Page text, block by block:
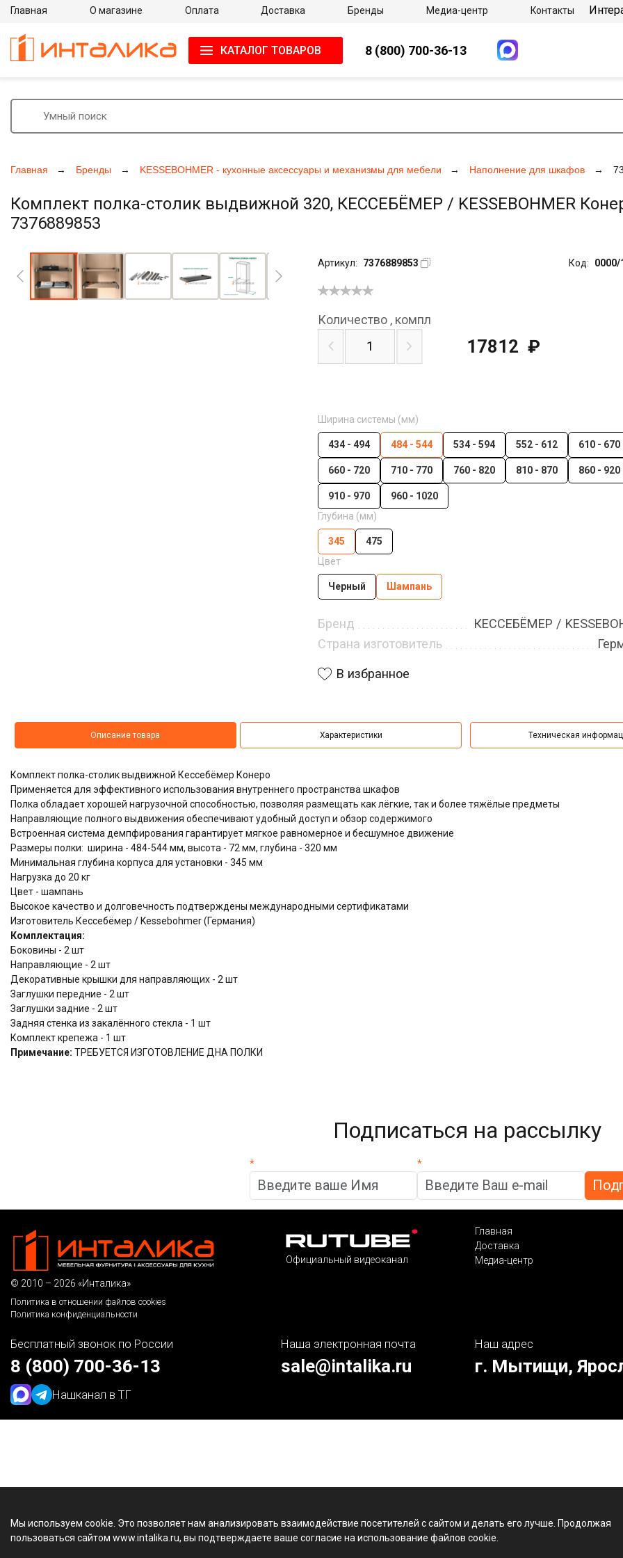
Главная Бренды KESSEBOHMER - кухонные аксессуары и механизмы для мебели Наполнение для шкафов
Комплект полка-столик выдвижной 320, КЕССЕБЁМЕР / KESSEBOHMER
7376889853
Артикул: 7376889853 Код: 0000/
Ширина системы (мм)
434 - 494 484 - 544 534 - 594 552 - 612 610 - 670
660 - 720 710 - 770 760 - 820 810 - 870 860 - 920
910 - 970
960 - 1020
Глубина (мм)
345
475
Цвет
Черный Шампань
Бренд
КЕССЕБЁМЕР /
Страна изготовитель
Количество , компл
17812 ₽
В избранное
Описание товара Характеристики Техническая
Комплект полка-столик выдвижной Кессебёмер Конеро
Применяется для эффективного использования внутреннего пространства шкафов
Полка обладает хорошей нагрузочной способностью, позволяя размещать как лёгкие, так и более тяжёлые предметы
Направляющие полного выдвижения обеспечивают удобный доступ и обзор содержимого
Встроенная система демпфирования гарантирует мягкое равномерное и бесшумное движение
Размеры полки: ширина - 484-544 мм, высота - 72 мм, глубина - 320 мм
Минимальная глубина корпуса для установки - 345 мм
Нагрузка до 20 кг
Цвет - шампань
Высокое качество и долговечность подтверждены международными сертификатами
Изготовитель Кессебёмер / Kessebohmer (Германия)
Комплектация:
Боковины - 2 шт
Направляющие - 2 шт
Декоративные крышки для направляющих - 2 шт
Заглушки передние - 2 шт
Заглушки задние - 2 шт
Задняя стенка из закалённого стекла - 1 шт
Комплект крепежа - 1 шт
Примечание: ТРЕБУЕТСЯ ИЗГОТОВЛЕНИЕ ДНА ПОЛКИ
Главная О магазине Оплата Доставка Бренды Медиа-центр Контакты
КАТАЛОГ ТОВАРОВ 8 (800) 700-36-13
Подписаться на рассылку
* *
Мы используем cookie. Это позволяет нам анализировать взаимодействие посетителей с сайтом и делать его лучше. Продолжая
пользоваться сайтом www.intalika.ru, вы подтверждаете ваше согласие на использование файлов cookie.
© 2010 – 2026 «Инталика»
Политика в отношении файлов cookies
Политика конфиденциальности
Официальный видеоканал
Главная
Доставка
Медиа-центр
Бесплатный звонок по России
8 (800) 700-36-13
Нашканал в ТГ
Наша электронная почта
sale@intalika.ru
Наш адрес
г. Мытищи,